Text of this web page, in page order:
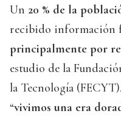
Un 20 % de la
recibido información
principalmente por
estudio de la
la Tecnología
“vivimos una era